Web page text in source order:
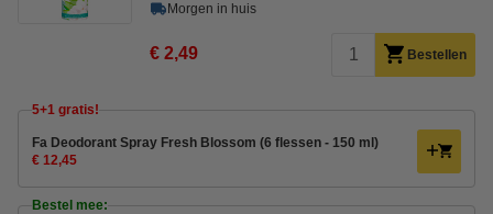
Morgen in huis
€ 2,49 Bestellen
5+1 gratis!
Fa Deodorant Spray Fresh Blossom (6 flessen - 150 ml)
€ 12,45
Bestel mee: